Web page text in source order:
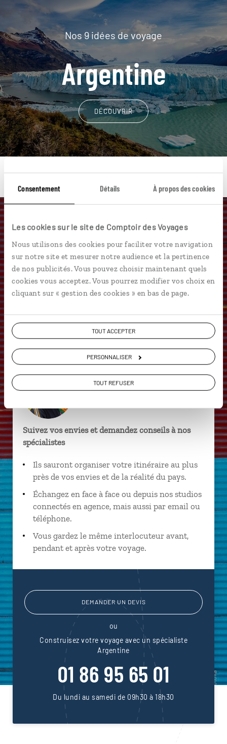
Consentement Détails À propos des cookies
Les cookies sur le site de Comptoir des Voyages
Nous utilisons des cookies pour faciliter votre navigation
sur notre site et mesurer notre audience et la pertinence
de nos publicités. Vous pouvez choisir maintenant quels
cookies vous acceptez. Vous pourrez modifier vos choix en
cliquant sur « gestion des cookies » en bas de page.
TOUT ACCEPTER
PERSONNALISER
TOUT REFUSER
Nos 9 idées de voyage
Argentine
DÉCOUVRIR
Une envie de voyage
particulière ?
4x4 Andes Buenos Aires Altiplano
Angastaco Barrio Bellavista Cachi
Désert
Ludovic,
Suivez vos envies et demandez conseils à nos
spécialistes
Ils sauront organiser votre itinéraire au plus
près de vos envies et de la réalité du pays.
Échangez en face à face ou depuis nos studios
connectés en agence, mais aussi par email ou
téléphone.
Vous gardez le même interlocuteur avant,
pendant et après votre voyage.
DEMANDER UN DEVIS
ou
Construisez votre voyage avec un spécialiste
Argentine
01 86 95 65 01
Du lundi au samedi de 09h30 à 18h30